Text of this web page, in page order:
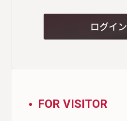
ログイン
FOR VISITOR